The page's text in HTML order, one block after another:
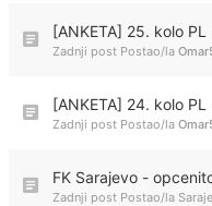
[ANKETA] 25. kolo
Zadnji post Postao/la
[ANKETA] 24. kolo
Zadnji post Postao/la
FK Sarajevo -
Zadnji post Postao/la